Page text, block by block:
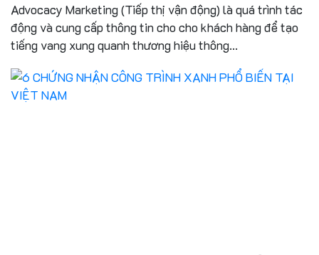
Advocacy Marketing (Tiếp thị vận động) là quá trình tác
động và cung cấp thông tin cho cho khách hàng để tạo
tiếng vang xung quanh thương hiệu thông...